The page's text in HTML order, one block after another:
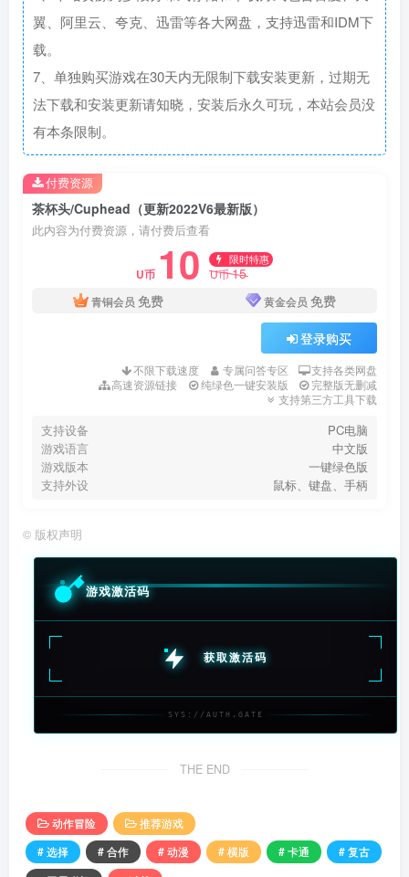
翼、阿里云、夸克、迅雷等各大网盘，支持迅雷和IDM下
载。
7、单独购买游戏在30天内无限制下载安装更新，过期无
法下载和安装更新请知晓，安装后永久可玩，本站会员没
有本条限制。
茶杯头/Cuphead（更新2022V6最新版）
此内容为付费资源，请付费后查看
U币 10 限时特惠
U币15
青铜会员 免费 黄金会员 免费
登录购买
不限下载速度 专属问答专区
支持各类网盘
高速资源链接
纯绿色一键安装版
完整版无删减
支持第三方工具下载
支持设备
PC电脑
游戏语言
中文版
游戏版本
一键绿色版
支持外设
鼠标、键盘、手柄
付费资源
© 版权声明
游戏激活码
获取激活码
SYS://AUTH.GATE
THE END
动作冒险
推荐游戏
# 选择
# 合作 # 动漫 # 横版 # 卡通
# 复古